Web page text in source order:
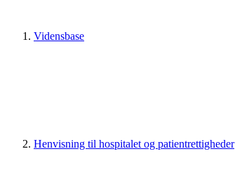
Vidensbase
Henvisning til hospitalet og patientrettigheder